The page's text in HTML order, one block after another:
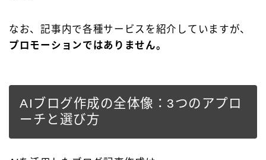
なお、記事内で各種サービスを紹介していますが、
プロモーションではありません。
AIブログ作成の全体像：3つのアプロ
ーチと選び方